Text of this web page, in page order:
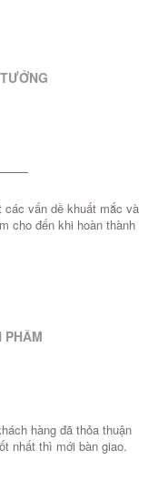
vấn dề khuất mắc và
cho đến khi hoàn thành
PHẨM
hàng đã thỏa thuận
nhất thì mới bàn giao.